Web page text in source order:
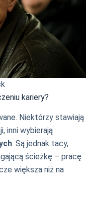
kariery?
Niektórzy stawiają
inni wybierają
. Są jednak tacy,
ścieżkę – pracę
większa niż na